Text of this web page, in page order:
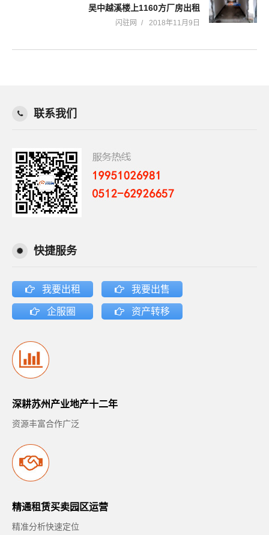
吴中越溪楼上1160方厂房出租
闪驻网 2018年11月9日
联系我们
快捷服务
我要出租 我要出售
企服圈 资产转移
深耕苏州产业地产十二年
资源丰富合作广泛
精通租赁买卖园区运营
精准分析快速定位